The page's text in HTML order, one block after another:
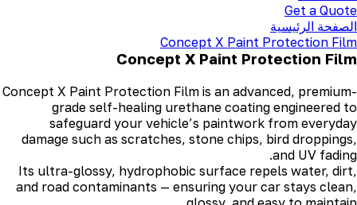
Get a Quote
الصفحة الرئيسية
Concept X Paint Protection Film
Concept X Paint Protection Film
Concept X Paint Protection Film is an advanced, premium-
grade self-healing urethane coating engineered to
safeguard your vehicle’s paintwork from everyday
damage such as scratches, stone chips, bird droppings,
and UV fading.
Its ultra-glossy, hydrophobic surface repels water, dirt,
and road contaminants — ensuring your car stays clean,